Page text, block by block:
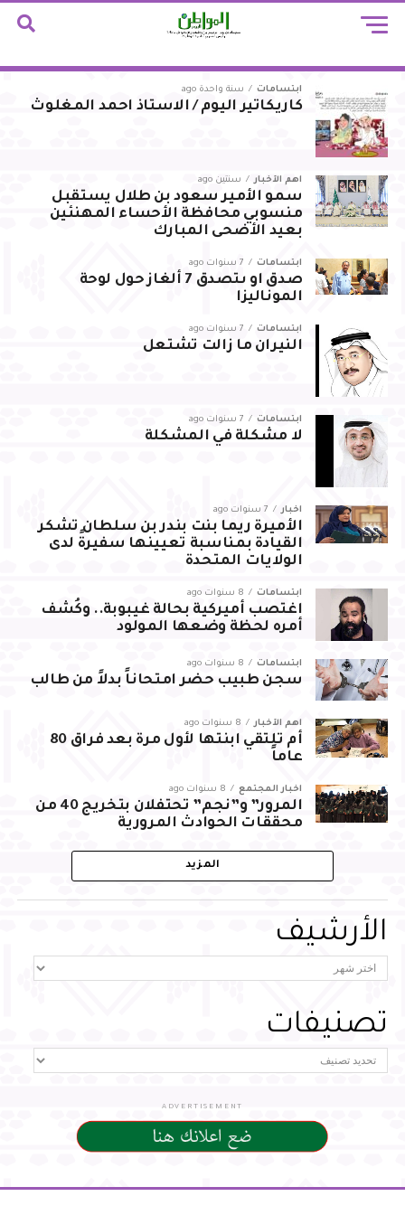
ابتسامات سنة واحدة ago
كاريكاتير اليوم / الاستاذ احمد المغلوث
أهم الأخبار سنتين ago
سمو الأمير سعود بن طلال يستقبل
منسوبي محافظة الأحساء المهنئين
بعيد الأضحى المبارك
ابتسامات 7 سنوات ago
صدق او ىتصدق 7 ألغاز حول لوحة
الموناليزا
ابتسامات 7 سنوات ago
النيران ما زالت تشتعل
ابتسامات 7 سنوات ago
لا مشكلة في المشكلة
أخبار 7 سنوات ago
الأميرة ريما بنت بندر بن سلطان تشكر
القيادة بمناسبة تعيينها سفيرةً لدى
الولايات المتحدة
ابتسامات 8 سنوات ago
اغتصب أميركية بحالة غيبوبة.. وكُشف
أمره لحظة وضعها المولود
ابتسامات 8 سنوات ago
سجن طبيب حضر امتحاناً بدلاً من طالب
أهم الأخبار 8 سنوات ago
أم تلتقي ابنتها لأول مرة بعد فراق 80
عاماً
أخبار المجتمع 8 سنوات ago
المرور” و”نجم” تحتفلان بتخريج 40 من
محققات الحوادث المرورية
المزيد
الأرشيف
تصنيفات
ADVERTISEMENT